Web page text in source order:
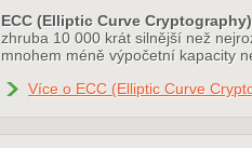
ECC (Elliptic Curve Cryptography)
zhruba 10 000 krát silnější než
mnohem méně výpočetní kapacity
Více o ECC (Elliptic Curve